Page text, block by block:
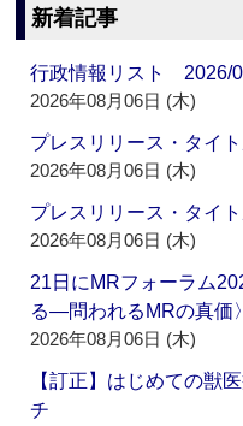
新着記事
行政情報リスト 2026/
2026年08月06日 (木)
プレスリリース・タイ
2026年08月06日 (木)
プレスリリース・タイ
2026年08月06日 (木)
21日にMRフォーラム
る―問われるMRの真
2026年08月06日 (木)
【訂正】はじめての獣
チ